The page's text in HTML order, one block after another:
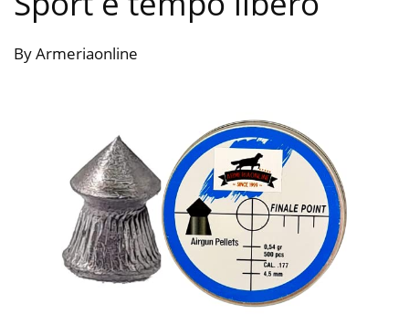
By Armeriaonline